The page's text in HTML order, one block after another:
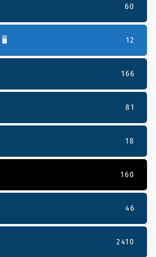
60
🖥️ 12
166
81
18
160
46
2410